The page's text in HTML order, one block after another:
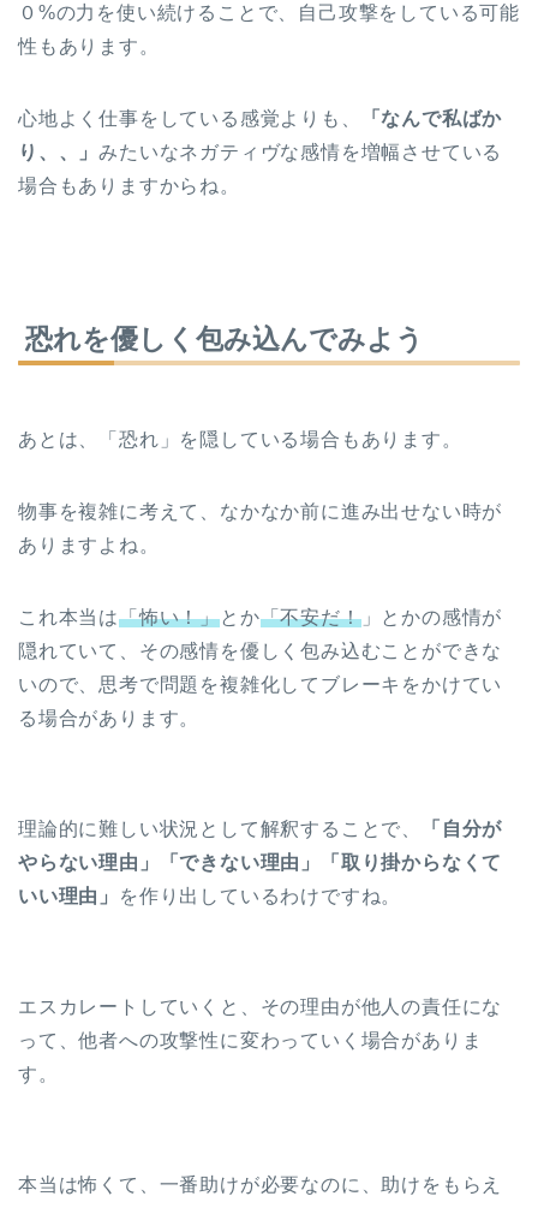
０%の力を使い続けることで、自己攻撃をしている可能
性もあります。
心地よく仕事をしている感覚よりも、
「なんで私ばか
り、、」みたいなネガティヴな感情を増幅させている
場合もありますからね。
恐れを優しく包み込んでみよう
あとは、「恐れ」を隠している場合もあります。
物事を複雑に考えて、なかなか前に進み出せない時が
ありますよね。
これ本当は「怖い！」とか「不安だ！」とかの感情が
隠れていて、その感情を優しく包み込むことができな
いので、思考で問題を複雑化してブレーキをかけてい
る場合があります。
理論的に難しい状況として解釈することで、
「自分が
やらない理由」「できない理由」「取り掛からなくて
いい理由」
を作り出しているわけですね。
エスカレートしていくと、その理由が他人の責任にな
って、他者への攻撃性に変わっていく場合がありま
す。
本当は怖くて、一番助けが必要なのに、助けをもらえ